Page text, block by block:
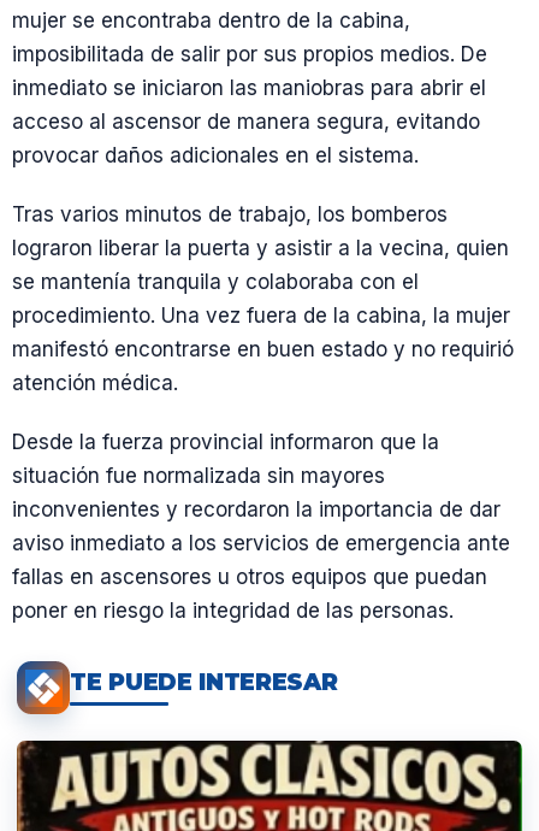
mujer se encontraba dentro de la cabina,
imposibilitada de salir por sus propios medios. De
inmediato se iniciaron las maniobras para abrir el
acceso al ascensor de manera segura, evitando
provocar daños adicionales en el sistema.
Tras varios minutos de trabajo, los bomberos
lograron liberar la puerta y asistir a la vecina, quien
se mantenía tranquila y colaboraba con el
procedimiento. Una vez fuera de la cabina, la mujer
manifestó encontrarse en buen estado y no requirió
atención médica.
Desde la fuerza provincial informaron que la
situación fue normalizada sin mayores
inconvenientes y recordaron la importancia de dar
aviso inmediato a los servicios de emergencia ante
fallas en ascensores u otros equipos que puedan
poner en riesgo la integridad de las personas.
TE PUEDE INTERESAR